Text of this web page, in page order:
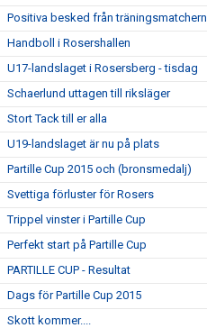
Positiva besked från
Handboll i Rosershallen
U17-landslaget i Rosersberg - tisdag
Schaerlund uttagen till riksläger
Stort Tack till er alla
U19-landslaget är nu på plats
Partille Cup 2015 och (bronsmedalj)
Svettiga förluster för Rosers
Trippel vinster i Partille Cup
Perfekt start på Partille Cup
PARTILLE CUP - Resultat
Dags för Partille Cup 2015
Skott kommer....